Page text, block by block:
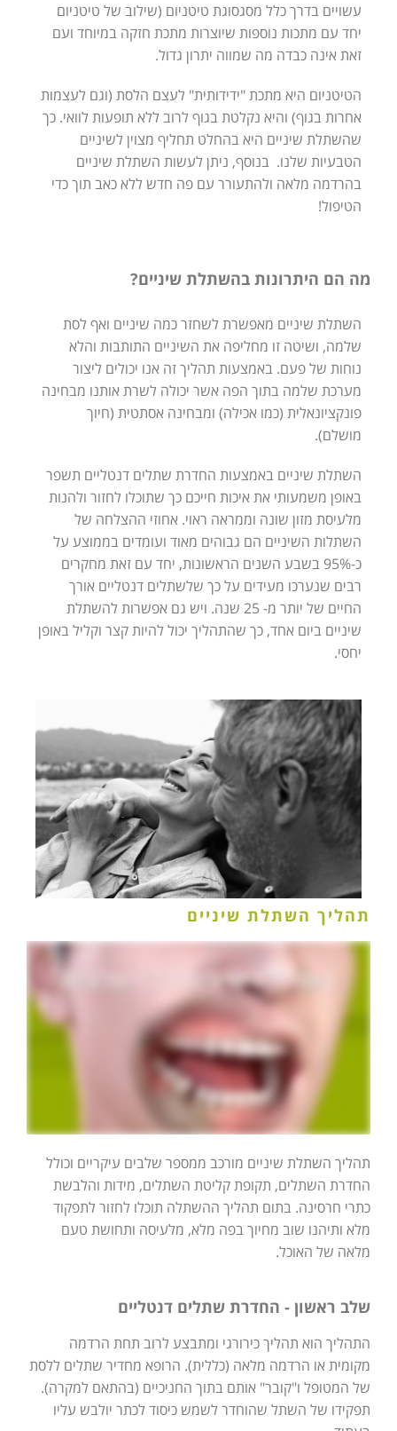
עשויים בדרך כלל מסגסוגת טיטניום (שילוב של טיטניום
יחד עם מתכות נוספות שיוצרות מתכת חזקה במיוחד ועם
זאת אינה כבדה מה שמווה יתרון גדול.
הטיטניום היא מתכת "ידידותית" לעצם הלסת (וגם לעצמות
אחרות בגוף) והיא נקלטת בגוף לרוב ללא תופעות לוואי. כך
שהשתלת שיניים היא בהחלט תחליף מצוין לשיניים
הטבעיות שלנו. בנוסף, ניתן לעשות השתלת שיניים
בהרדמה מלאה ולהתעורר עם פה חדש ללא כאב תוך כדי
הטיפול!
מה הם היתרונות בהשתלת שיניים?
השתלת שיניים מאפשרת לשחזר כמה שיניים ואף לסת
שלמה, ושיטה זו מחליפה את השיניים התותבות והלא
נוחות של פעם. באמצעות תהליך זה אנו יכולים ליצור
מערכת שלמה בתוך הפה אשר יכולה לשרת אותנו מבחינה
פונקציונאלית (כמו אכילה) ומבחינה אסתטית (חיוך
מושלם).
השתלת שיניים באמצעות החדרת שתלים דנטליים תשפר
באופן משמעותי את איכות חייכם כך שתוכלו לחזור ולהנות
מלעיסת מזון שונה וממראה ראוי. אחוזי ההצלחה של
השתלות השיניים הם גבוהים מאוד ועומדים בממוצע על
כ-95% בשבע השנים הראשונות, יחד עם זאת מחקרים
רבים שנערכו מעידים על כך שלשתלים דנטליים אורך
החיים של יותר מ- 25 שנה. ויש גם אפשרות להשתלת
שיניים ביום אחד, כך שהתהליך יכול להיות קצר וקליל באופן
יחסי.
תהליך השתלת שיניים
תהליך השתלת שיניים מורכב ממספר שלבים עיקריים וכולל
החדרת השתלים, תקופת קליטת השתלים, מידות והלבשת
כתרי חרסינה. בתום תהליך ההשתלה תוכלו לחזור לתפקוד
מלא ותיהנו שוב מחיוך בפה מלא, מלעיסה ותחושת טעם
מלאה של האוכל.
שלב ראשון - החדרת שתלים דנטליים
התהליך הוא תהליך כירורגי ומתבצע לרוב תחת הרדמה
מקומית או הרדמה מלאה (כללית). הרופא מחדיר שתלים ללסת
של המטופל ו"קובר" אותם בתוך החניכיים (בהתאם למקרה).
תפקידו של השתל שהוחדר לשמש כיסוד לכתר יולבש עליו